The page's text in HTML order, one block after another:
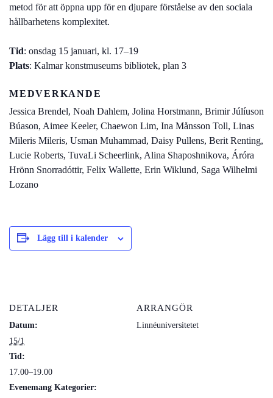
metod för att öppna upp för en djupare förståelse av den sociala
hållbarhetens komplexitet.
Tid: onsdag 15 januari, kl. 17–19
Plats: Kalmar konstmuseums bibliotek, plan 3
MEDVERKANDE
Jessica Brendel, Noah Dahlem, Jolina Horstmann, Brimir Júlíuson
Búason, Aimee Keeler, Chaewon Lim, Ina Månsson Toll, Linas
Mileris Mileris, Usman Muhammad, Daisy Pullens, Berit Renting,
Lucie Roberts, TuvaLi Scheerlink, Alina Shaposhnikova, Áróra
Hrönn Snorradóttir, Felix Wallette, Erin Wiklund, Saga Wilhelmi
Lozano
Lägg till i kalender
DETALJER
Datum:
15/1
Tid:
17.00–19.00
Evenemang Kategorier:
ARRANGÖR
Linnéuniversitetet